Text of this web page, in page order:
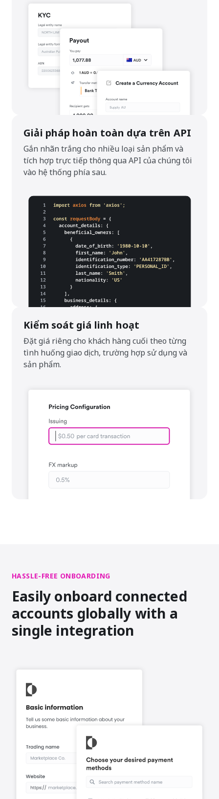
Giải pháp hoàn toàn dựa trên API
Gắn nhãn trắng cho nhiều loại sản phẩm và
tích hợp trực tiếp thông qua API của chúng tôi
vào hệ thống phía sau.
Kiểm soát giá linh hoạt
Đặt giá riêng cho khách hàng cuối theo từng
tình huống giao dịch, trường hợp sử dụng và
sản phẩm.
HASSLE-FREE ONBOARDING
Easily onboard connected
accounts globally with a
single integration